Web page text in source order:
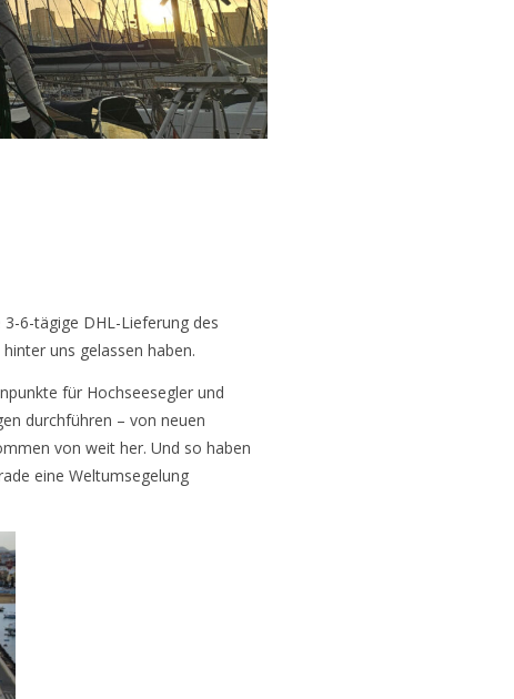
6-tägige DHL-Lieferung des
uns gelassen haben.
für Hochseesegler und
durchführen – von neuen
von weit her. Und so haben
eine Weltumsegelung